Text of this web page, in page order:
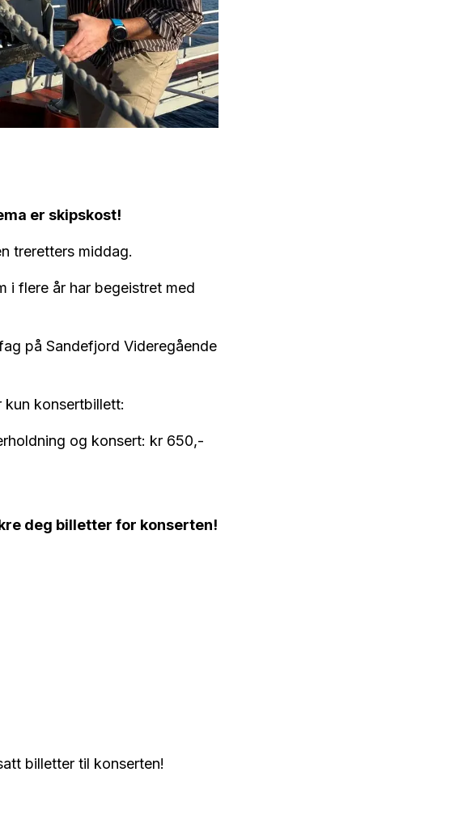
er skipskost!
treretters middag.
i flere år har begeistret med
på Sandefjord Videregående
kun konsertbillett:
og konsert: kr 650,-
deg billetter for konserten!
billetter til konserten!